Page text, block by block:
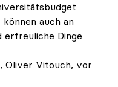
auch an
erfreuliche Dinge
, Oliver Vitouch, vor